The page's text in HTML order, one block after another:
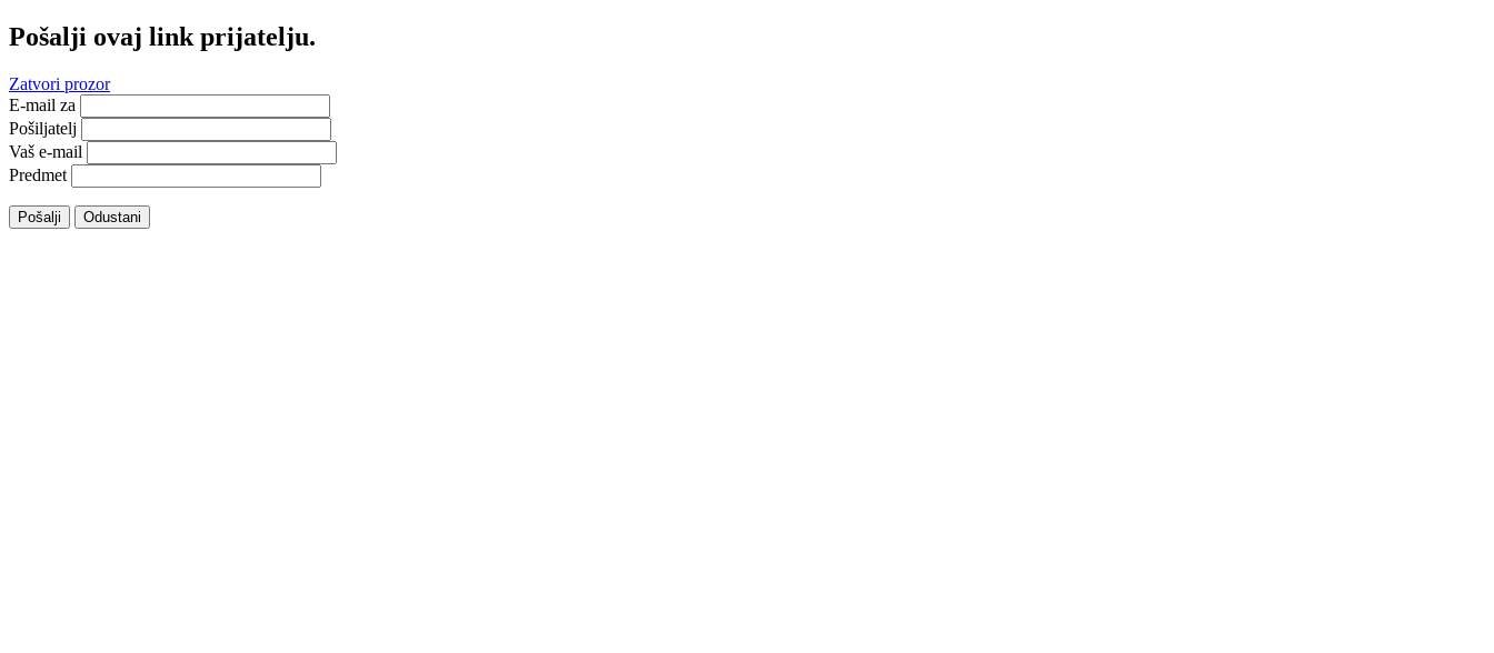
Pošalji ovaj link prijatelju.
Zatvori prozor
E-mail za
Pošiljatelj
Vaš e-mail
Predmet
Pošalji Odustani